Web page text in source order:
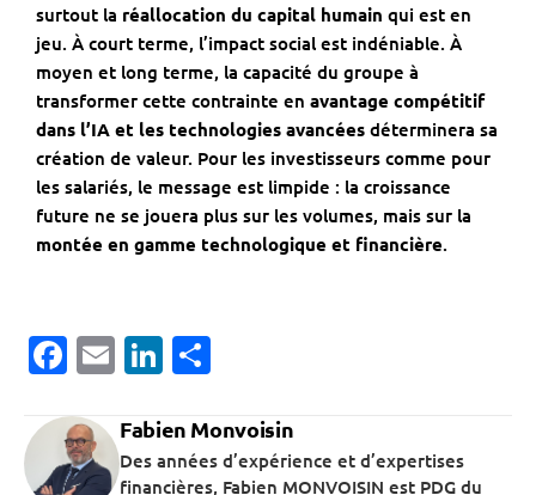
surtout la réallocation du capital humain qui est en
jeu. À court terme, l’impact social est indéniable. À
moyen et long terme, la capacité du groupe à
transformer cette contrainte en avantage compétitif
dans l’IA et les technologies avancées déterminera sa
création de valeur. Pour les investisseurs comme pour
les salariés, le message est limpide : la croissance
future ne se jouera plus sur les volumes, mais sur la
montée en gamme technologique et financière.
Facebook
EmailLinkedIn
Fabien Monvoisin
Des années d’expérience et d’expertises
financières, Fabien MONVOISIN est PDG du